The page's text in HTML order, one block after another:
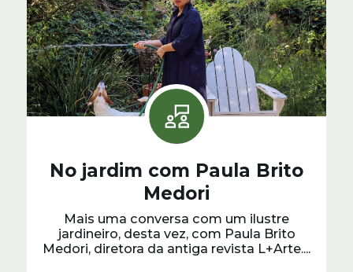
No jardim com Paula Brito
Medori
Mais uma conversa com um ilustre
jardineiro, desta vez, com Paula Brito
Medori, diretora da antiga revista L+Arte....